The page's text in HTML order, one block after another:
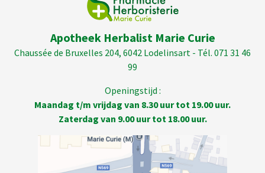
Apotheek Herbalist Marie Curie
Chaussée de Bruxelles 204, 6042 Lodelinsart - Tél. 071 31 46
99
Openingstijd :
Maandag t/m vrijdag van 8.30 uur tot 19.00 uur.
Zaterdag van 9.00 uur tot 18.00 uur.